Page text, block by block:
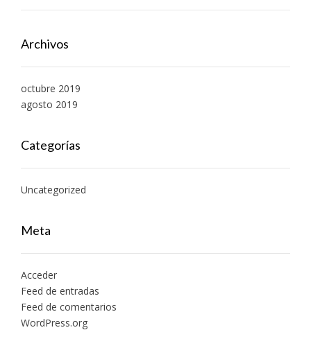
Archivos
octubre 2019
agosto 2019
Categorías
Uncategorized
Meta
Acceder
Feed de entradas
Feed de comentarios
WordPress.org